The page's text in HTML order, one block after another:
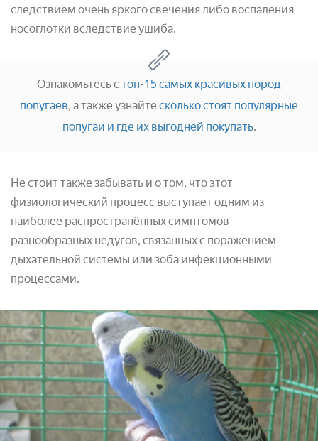
следствием очень яркого свечения либо воспаления
носоглотки вследствие ушиба.
Ознакомьтесь с топ-15 самых красивых пород
попугаев, а также узнайте сколько стоят популярные
попугаи и где их выгодней покупать.
Не стоит также забывать и о том, что этот
физиологический процесс выступает одним из
наиболее распространённых симптомов
разнообразных недугов, связанных с поражением
дыхательной системы или зоба инфекционными
процессами.